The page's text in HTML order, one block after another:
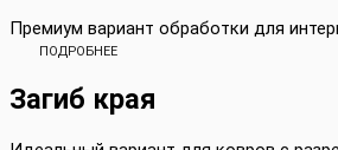
Премиум вариант обработки для
ПОДРОБНЕЕ
Загиб края